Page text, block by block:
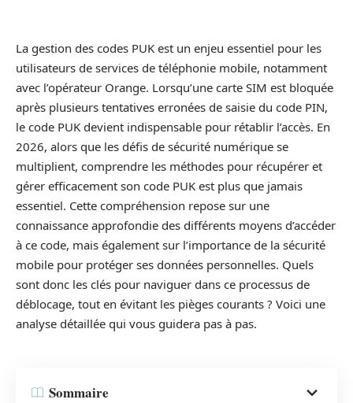
La gestion des codes PUK est un enjeu essentiel pour les
utilisateurs de services de téléphonie mobile, notamment
avec l’opérateur Orange. Lorsqu’une carte SIM est bloquée
après plusieurs tentatives erronées de saisie du code PIN,
le code PUK devient indispensable pour rétablir l’accès. En
2026, alors que les défis de sécurité numérique se
multiplient, comprendre les méthodes pour récupérer et
gérer efficacement son code PUK est plus que jamais
essentiel. Cette compréhension repose sur une
connaissance approfondie des différents moyens d’accéder
à ce code, mais également sur l’importance de la sécurité
mobile pour protéger ses données personnelles. Quels
sont donc les clés pour naviguer dans ce processus de
déblocage, tout en évitant les pièges courants ? Voici une
analyse détaillée qui vous guidera pas à pas.
Sommaire